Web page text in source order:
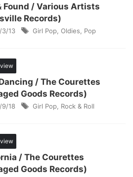
Found / Various Artists
Records)
3/13 Girl Pop Oldies Pop
/ The Courettes
Goods Records)
9/18 Girl Pop Rock & Roll
/ The Courettes
Goods Records)